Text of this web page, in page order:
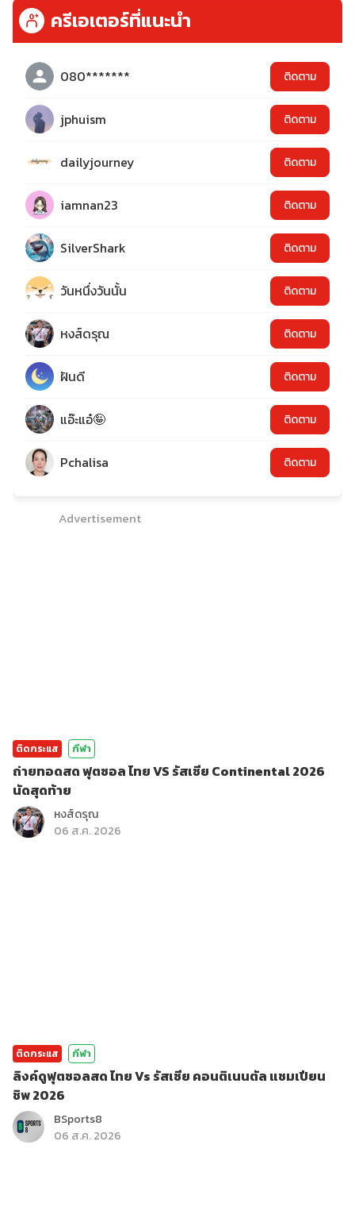
ครีเอเตอร์ที่แนะนำ
080******* ติดตาม
jphuism ติดตาม
dailyjourney ติดตาม
iamnan23 ติดตาม
SilverShark ติดตาม
วันหนึ่งวันนั้น ติดตาม
หงส์ดรุณ ติดตาม
ฝันดี ติดตาม
แอ๊ะแอ๋🤪 ติดตาม
Pchalisa ติดตาม
Advertisement
ติดกระแส กีฬา
ถ่ายทอดสด ฟุตซอล ไทย VS รัสเซีย Continental 2026
นัดสุดท้าย
หงส์ดรุณ
06 ส.ค. 2026
ติดกระแส กีฬา
ลิงค์ดูฟุตซอลสด ไทย Vs รัสเซีย คอนติเนนตัล แชมเปียน
ชิพ 2026
BSports8
06 ส.ค. 2026